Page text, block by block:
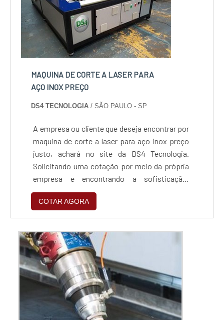
MAQUINA DE CORTE A LASER PARA
AÇO INOX PREÇO
DS4 TECNOLOGIA/ SÃO PAULO - SP
A empresa ou cliente que deseja encontrar por
maquina de corte a laser para aço inox preço
justo, achará no site da DS4 Tecnologia.
Solicitando uma cotação por meio da própria
empresa e encontrando a sofisticação,
qualidade e preço justo em um só
lugar.ALGUNS DETALHES SOBRE MAQUINA
DE CORTE A LASER PARA AÇO INOX
PREÇOQuem quer encontrar maquinas de corte
a laser para aço inox preço acessível e em uma
empresa responsável, acha a DS4 Tec...
COTAR AGORA